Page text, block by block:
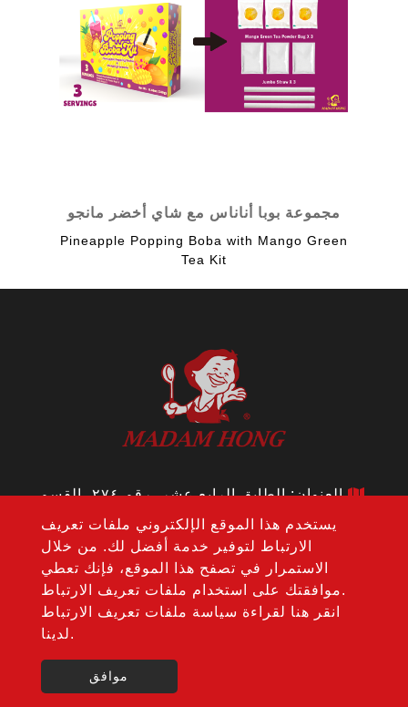
مجموعة بوبا أناناس مع شاي أخضر مانجو
Pineapple Popping Boba with Mango Green
Tea Kit
يستخدم هذا الموقع الإلكتروني ملفات تعريف
الارتباط لتوفير خدمة أفضل لك. من خلال
الاستمرار في تصفح هذا الموقع، فإنك تعطي
موافقتك على استخدام ملفات تعريف الارتباط.
انقر هنا لقراءة سياسة ملفات تعريف الارتباط
لدينا.
موافق
العنوان: الطابق الرابع عشر، رقم ٢٧٤، القسم
الأول، طريق وينشين، منطقة نانتون، مدينة تايتشونغ
الهاتف:+886-4-24728687
الفاكس: +886-4-24728688
البريد الإلكتروني:
jouho.hdm@gmail.com
Copyright © 2020-2026 Hong Da Ma Food Co., LTD. All
rights reserved.
jouho.hdm@gmail.com